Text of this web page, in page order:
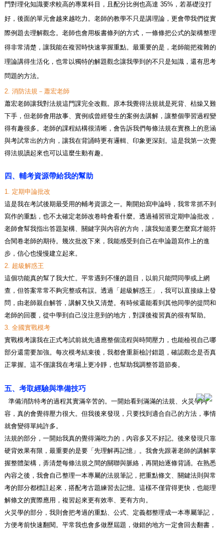
門對理化知識要求較高的專業科目，且配分比例也高達 35% ，若基礎沒打
好，後面的單元會越來越吃力。老師的教學不只是講理論，更會帶我們從實
際例題去理解觀念。老師也會用板書條列的方式，一條條把公式的架構整理
得非常清楚，讓我能在複習時快速掌握重點。最重要的是，老師能把複雜的
理論講得生活化，也常以獨特的解題觀念讓我學到的不只是知識，還有思考
問題的方法。
2. 消防法規－蕭宏老師
蕭宏老師讓我對法規這門課完全改觀。原本我覺得法規就是死背、枯燥又難
下手，但老師會用故事、實例或曾經發生的案例去講解，讓整個學習過程變
得有趣很多。老師的課程結構很清晰，會告訴我們每條法規在實務上的意涵
與考試常出的方向，讓我在背誦時更有邏輯、印象更深刻。這是我第一次覺
得法規讀起來也可以這麼生動有趣。
四、輔考資源帶給我的幫助
1. 定期申論批改
這是我在考試後期最受用的輔考資源之一。剛開始寫申論時，我常常抓不到
寫作的重點，也不太確定老師改卷時會看什麼。透過補習班定期申論批改，
老師會幫我指出答題架構、關鍵字與內容的方向，讓我知道要怎麼寫才能符
合閱卷老師的期待。幾次批改下來，我能感受到自己在申論題寫作上的進
步，信心也慢慢建立起來。
2. 超級解惑王
這個功能真的幫了我大忙。平常遇到不懂的題目，以前只能問同學或上網
查，但答案常常不夠完整或有誤。透過「超級解惑王」，我可以直接線上發
問，由老師親自解答，講解又快又清楚。有時候還能看到其他同學的提問和
老師的回覆，從中學到自己沒注意到的地方，對課後複習真的很有幫助。
3. 全國實戰模考
實戰模考讓我在正式考試前就先適應整個流程與時間壓力，也能檢視自己哪
部分還需要加強。每次模考結束後，我都會重新檢討錯題，確認觀念是否真
正掌握。這不僅讓我在考場上更冷靜，也幫助我調整答題節奏。
五、考取經驗與準備技巧
準備消防特考的過程其實滿辛苦的。一開始看到滿滿的法規、火災學內
容，真的會覺得壓力很大。但我後來發現，只要找到適合自己的方法，事情
就會變得單純許多。
法規的部分，一開始我真的覺得滿吃力的，內容多又不好記。後來發現只靠
硬背效果有限，最重要的是要「先理解再記憶」。我會先跟著老師的講解掌
握整體架構，弄清楚每條法規之間的關聯與脈絡，再開始逐條背誦。在熟悉
內容之後，我會自己整理一本專屬的法規筆記，把重點條文、關鍵法則與常
考的部分都標註起來，搭配考古題練習去記憶。這樣不僅背得更快，也能理
解條文的實際應用，複習起來更有效率、更有方向。
火災學的部分，我則會把考過的重點、公式、定義都整理成一本專屬筆記，
方便考前快速翻閱。平常我也會多做歷屆題，做錯的地方一定會回去翻書，